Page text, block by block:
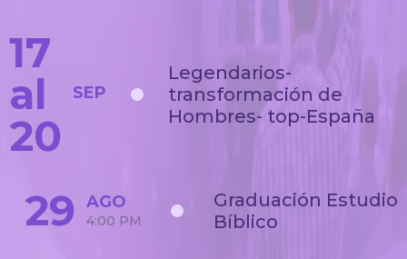
17
al
20
SEP
Legendarios-
transformación de
Hombres- top-España
29 AGO
4:00 PM
Graduación Estudio
Bíblico